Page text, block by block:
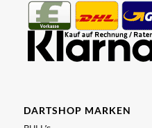
DARTSHOP MARKEN